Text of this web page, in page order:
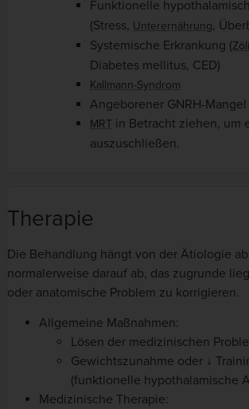
Funktionelle
(Stress, Unterernährung,
Systemische Erkrankung (
Diabetes mellitus, CED)
Kallmann-Syndrom
Angeborener GNRH-Mangel
MRT in Betracht ziehen, um
auszuschließen.
Therapie
Die Behandlung hängt von der Ätiologie
normalerweise darauf ab, das zugrunde
oder anatomische Problem zu korrigieren.
Allgemeine Maßnahmen:
Lösen der medizinischen
Gewichtszunahme oder ↓
(funktionelle hypothalamische
Medizinische Therapie: